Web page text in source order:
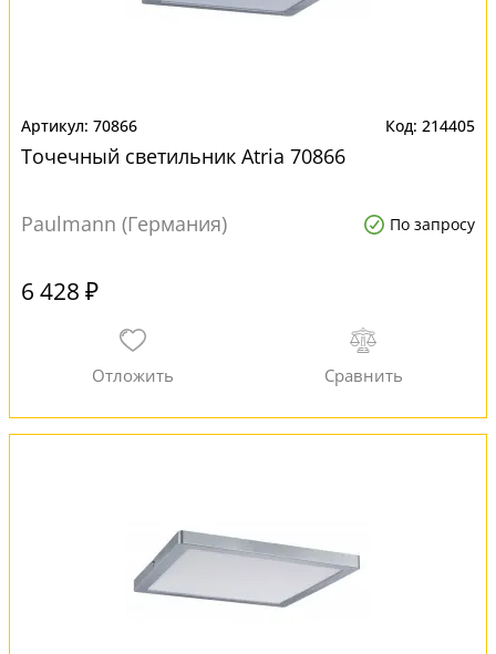
70866 214405
Точечный светильник Atria 70866
Paulmann (Германия) По запросу
6 428 ₽